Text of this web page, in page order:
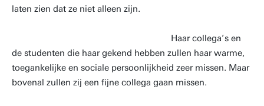
laten zien dat ze niet alleen zijn.
Haar collega’s en
de studenten die haar gekend hebben zullen haar warme,
toegankelijke en sociale persoonlijkheid zeer missen. Maar
bovenal zullen zij een fijne collega gaan missen.